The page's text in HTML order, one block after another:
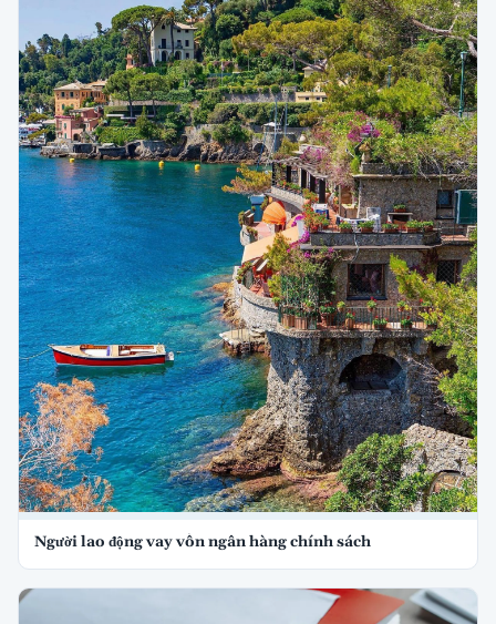
Người lao động vay vốn ngân hàng chính sách